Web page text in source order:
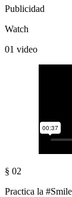
Publicidad
Watch
01 video
§ 02
Practica la